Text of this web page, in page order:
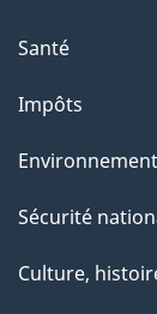
e
Santé
Impôts
Sécurité
Culture,